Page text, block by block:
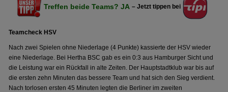
Treffen beide Teams? JA – Jetzt tippen bei
Teamcheck HSV
Nach zwei Spielen ohne Niederlage (4 Punkte) kassierte der HSV wieder
eine Niederlage. Bei Hertha BSC gab es ein 0:3 aus Hamburger Sicht und
die Leistung war ein Rückfall in alte Zeiten. Der Hauptstadtklub war bis auf
die ersten zehn Minuten das bessere Team und hat sich den Sieg verdient.
Nach torlosen ersten 45 Minuten legten die Berliner im zweiten